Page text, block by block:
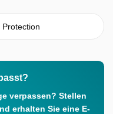
verpassen? Stellen
erhalten Sie eine E-